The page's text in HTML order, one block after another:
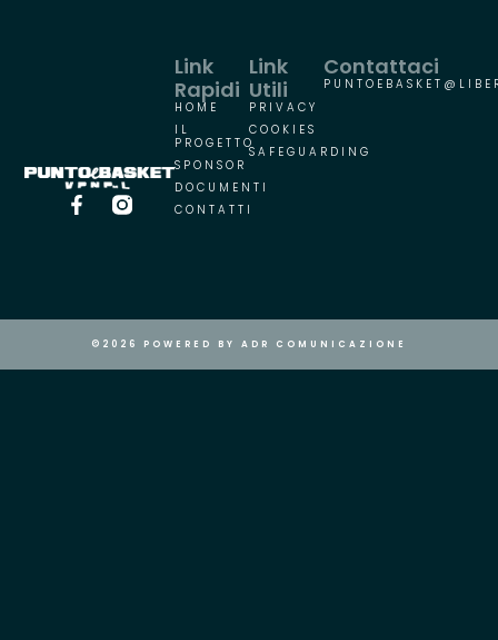
Link
Utili
PRIVACY
COOKIES
SAFEGUARDING
Link
Rapidi
HOME
IL
PROGETTO
SPONSOR
DOCUMENTI
CONTATTI
Contattaci
©2026 POWERED BY ADR COMUNICAZIONE